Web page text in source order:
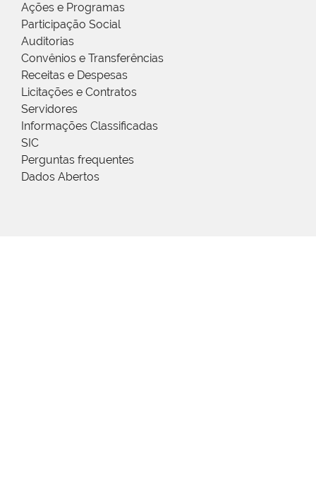
Ações e Programas
Participação Social
Auditorias
Convênios e Transferências
Receitas e Despesas
Licitações e Contratos
Servidores
Informações Classificadas
SIC
Perguntas frequentes
Dados Abertos